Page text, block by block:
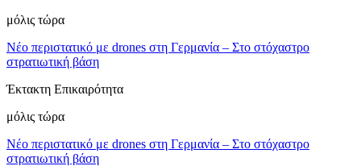
μόλις τώρα
Νέο περιστατικό με drones στη Γερμανία – Στο στόχαστρο
στρατιωτική βάση
Έκτακτη Επικαιρότητα
μόλις τώρα
Νέο περιστατικό με drones στη Γερμανία – Στο στόχαστρο
στρατιωτική βάση